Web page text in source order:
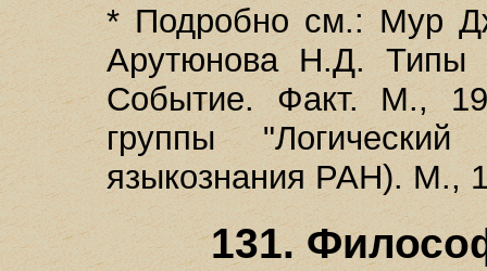
* Подробно см.: Мур
Арутюнова Н.Д. Типы
Событие. Факт. М.,
группы
языкознания РАН). M.,
131.